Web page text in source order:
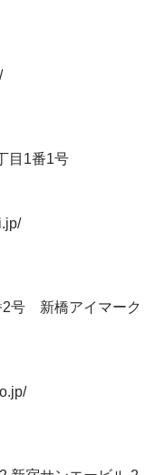
目1番1号
2号 新橋アイマーク